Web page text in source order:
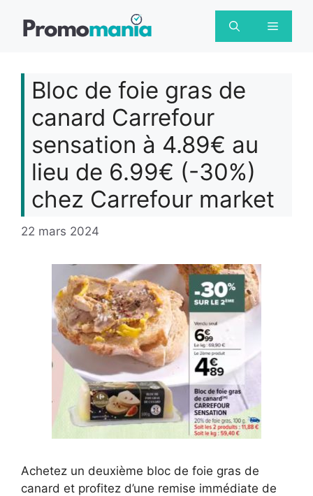
Menu
Bloc de foie gras de
canard Carrefour
sensation à 4.89€ au
lieu de 6.99€ (-30%)
chez Carrefour market
22 mars 2024
Achetez un deuxième bloc de foie gras de
canard et profitez d’une remise immédiate de